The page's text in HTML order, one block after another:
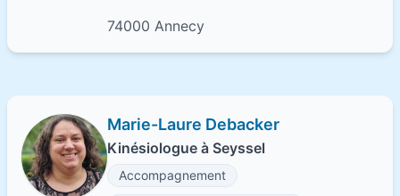
74000 Annecy
Marie-Laure Debacker
Kinésiologue à Seyssel
Accompagnement